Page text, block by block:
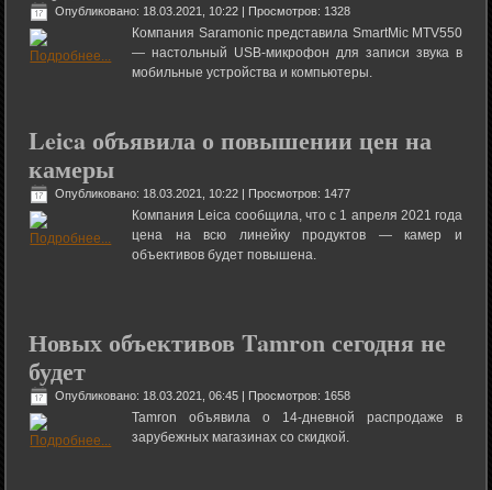
Опубликовано: 18.03.2021, 10:22 | Просмотров: 1328
Компания Saramonic представила SmartMic MTV550
— настольный USB-микрофон для записи звука в
мобильные устройства и компьютеры.
Leica объявила о повышении цен на
камеры
Опубликовано: 18.03.2021, 10:22 | Просмотров: 1477
Компания Leica сообщила, что с 1 апреля 2021 года
цена на всю линейку продуктов — камер и
объективов будет повышена.
Новых объективов Tamron сегодня не
будет
Опубликовано: 18.03.2021, 06:45 | Просмотров: 1658
Tamron объявила о 14-дневной распродаже в
зарубежных магазинах со скидкой.